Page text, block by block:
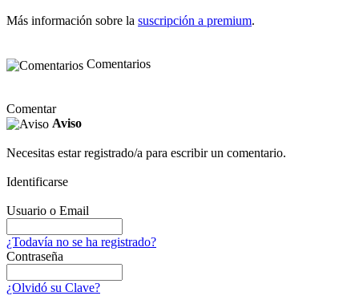
Más información sobre la suscripción a premium.
Comentarios
Comentar
Aviso
Necesitas estar registrado/a para escribir un comentario.
Identificarse
Usuario o Email
¿Todavía no se ha registrado?
Contraseña
¿Olvidó su Clave?